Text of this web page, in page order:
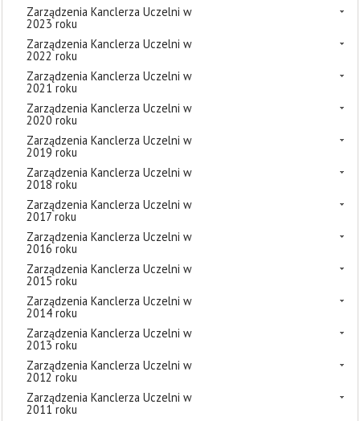
Zarządzenia Kanclerza Uczelni w
2023 roku
Zarządzenia Kanclerza Uczelni w
2022 roku
Zarządzenia Kanclerza Uczelni w
2021 roku
Zarządzenia Kanclerza Uczelni w
2020 roku
Zarządzenia Kanclerza Uczelni w
2019 roku
Zarządzenia Kanclerza Uczelni w
2018 roku
Zarządzenia Kanclerza Uczelni w
2017 roku
Zarządzenia Kanclerza Uczelni w
2016 roku
Zarządzenia Kanclerza Uczelni w
2015 roku
Zarządzenia Kanclerza Uczelni w
2014 roku
Zarządzenia Kanclerza Uczelni w
2013 roku
Zarządzenia Kanclerza Uczelni w
2012 roku
Zarządzenia Kanclerza Uczelni w
2011 roku